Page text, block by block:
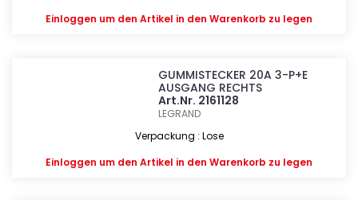
Einloggen um den Artikel in den Warenkorb zu legen
GUMMISTECKER 20A 3-P+E
AUSGANG RECHTS
Art.Nr. 2161128
LEGRAND
Verpackung : Lose
Einloggen um den Artikel in den Warenkorb zu legen